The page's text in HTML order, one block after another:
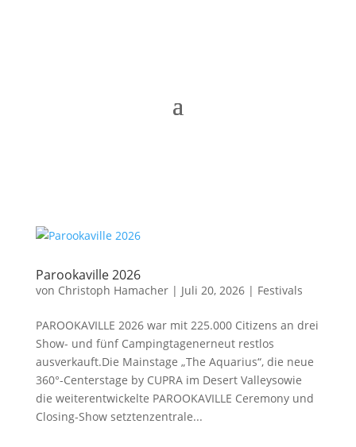
Parookaville 2026
von Christoph Hamacher| Juli 20, 2026| Festivals
PAROOKAVILLE 2026 war mit 225.000 Citizens an drei
Show- und fünf Campingtagenerneut restlos
ausverkauft.Die Mainstage „The Aquarius“, die neue
360°-Centerstage by CUPRA im Desert Valleysowie
die weiterentwickelte PAROOKAVILLE Ceremony und
Closing-Show setztenzentrale...